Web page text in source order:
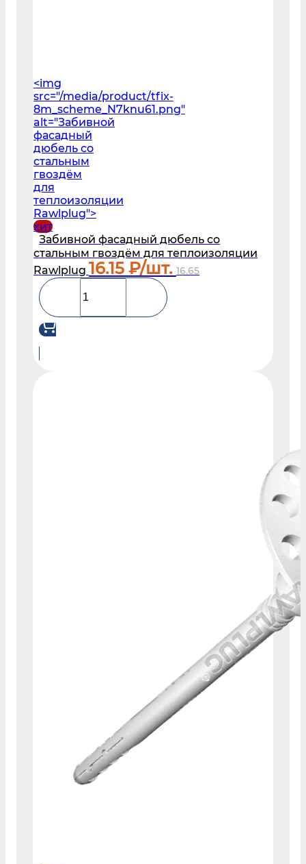
<img
src="/media/product/tfix-
8m_scheme_N7knu61.png"
alt="Забивной
фасадный
дюбель со
стальным
гвоздём
для
теплоизоляции
Rawlplug">
хит
Забивной фасадный дюбель со
стальным гвоздём для теплоизоляции
Rawlplug 16.15 ₽/шт. 16.65